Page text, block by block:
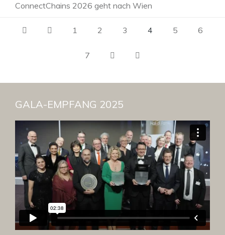
ConnectChains 2026 geht nach Wien
1 2 3 4 5 6
7
GALA-EMPFANG 2025